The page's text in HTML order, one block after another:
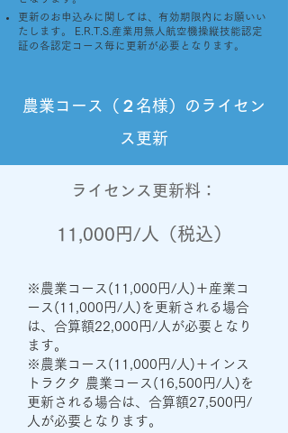
更新のお申込みに関しては、有効期限内にお願いい
たします。 E.R.T.S.産業用無人航空機操縦技能認定
証の各認定コース毎に更新が必要となります。
農業コース（２名様）のライセン
ス更新
ライセンス更新料：
11,000円/人（税込）
※農業コース(11,000円/人)＋産業コ
ース(11,000円/人)を更新される場合
は、合算額22,000円/人が必要となり
ます。
※農業コース(11,000円/人)＋インス
トラクタ 農業コース(16,500円/人)を
更新される場合は、合算額27,500円/
人が必要となります。